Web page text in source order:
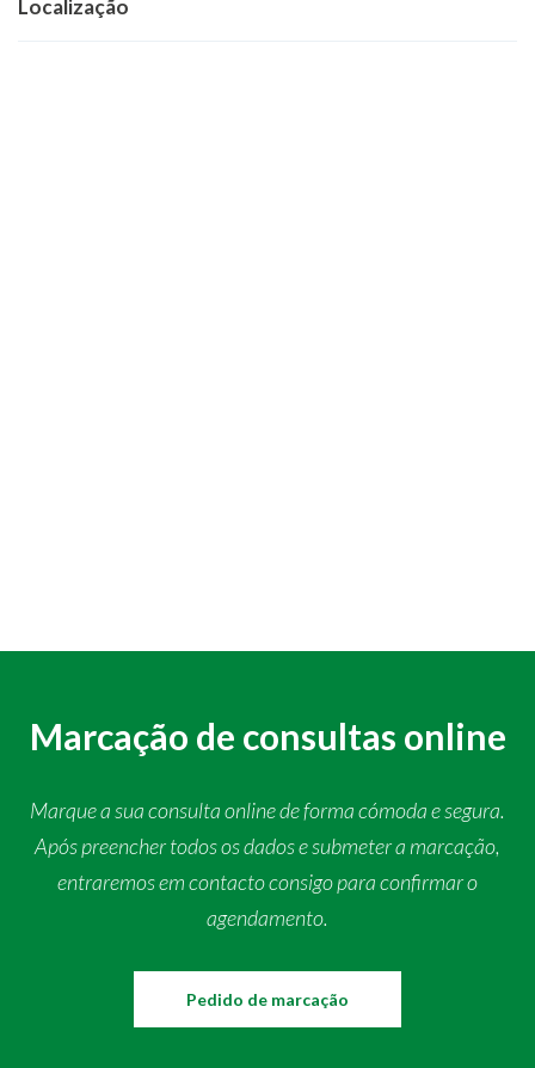
Localização
Marcação de consultas online
Marque a sua consulta online de forma cómoda e segura.
Após preencher todos os dados e submeter a marcação,
entraremos em contacto consigo para confirmar o
agendamento.
Pedido de marcação